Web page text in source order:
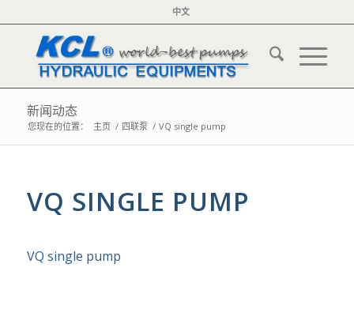
中文
新闻动态
您现在的位置： 主页 / 四联泵 / VQ single pump
VQ SINGLE PUMP
VQ single pump